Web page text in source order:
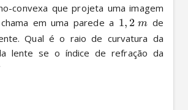
convexa que projeta uma imagem
em uma parede a 1, 2 m de
Qual é o raio de curvatura da
lente se o índice de refração da